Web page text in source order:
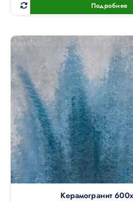
Подробнее
Керамогранит